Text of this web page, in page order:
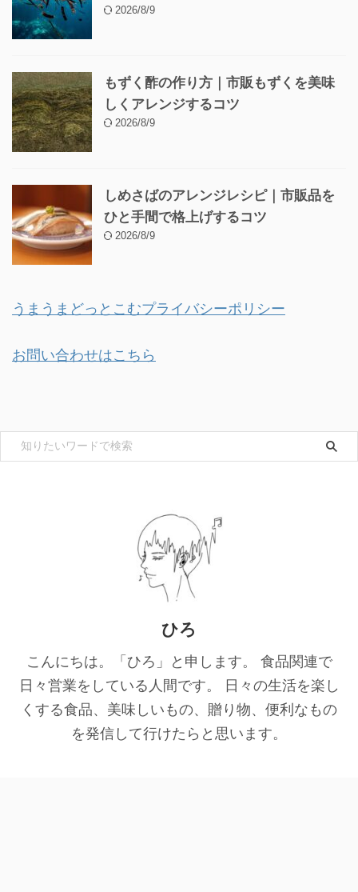
2026/8/9
もずく酢の作り方｜市販もずくを美味
しくアレンジするコツ
2026/8/9
しめさばのアレンジレシピ｜市販品を
ひと手間で格上げするコツ
2026/8/9
うまうまどっとこむプライバシーポリシー
お問い合わせはこちら
ひろ
こんにちは。「ひろ」と申します。 食品関連で
日々営業をしている人間です。 日々の生活を楽し
くする食品、美味しいもの、贈り物、便利なもの
を発信して行けたらと思います。